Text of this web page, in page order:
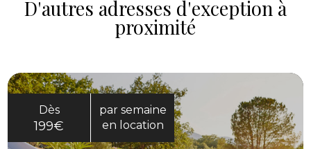
D'autres adresses d'exception à
proximité
Dès
199€
par semaine
en location